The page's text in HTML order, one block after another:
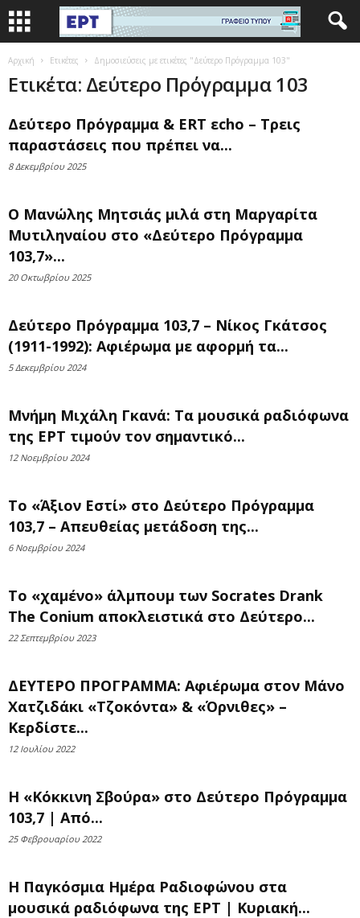
Αρχική Ετικέτες Δημοσιεύσεις με ετικέτες "Δεύτερο Πρόγραμμα 103"
Ετικέτα: Δεύτερο Πρόγραμμα 103
Δεύτερο Πρόγραμμα & ERT εcho – Τρεις
παραστάσεις που πρέπει να...
8 Δεκεμβρίου 2025
Ο Μανώλης Μητσιάς μιλά στη Μαργαρίτα
Μυτιληναίου στο «Δεύτερο Πρόγραμμα
103,7»...
20 Οκτωβρίου 2025
Δεύτερο Πρόγραμμα 103,7 – Νίκος Γκάτσος
(1911-1992): Αφιέρωμα με αφορμή τα...
5 Δεκεμβρίου 2024
Μνήμη Μιχάλη Γκανά: Τα μουσικά ραδιόφωνα
της ΕΡΤ τιμούν τον σημαντικό...
12 Νοεμβρίου 2024
Το «Άξιον Εστί» στο Δεύτερο Πρόγραμμα
103,7 – Απευθείας μετάδοση της...
6 Νοεμβρίου 2024
Το «χαμένο» άλμπουμ των Socrates Drank
The Conium αποκλειστικά στο Δεύτερο...
22 Σεπτεμβρίου 2023
ΔΕΥΤΕΡΟ ΠΡΟΓΡΑΜΜΑ: Αφιέρωμα στον Μάνο
Χατζιδάκι «Τζοκόντα» & «Όρνιθες» –
Κερδίστε...
12 Ιουλίου 2022
Η «Κόκκινη Σβούρα» στο Δεύτερο Πρόγραμμα
103,7 | Από...
25 Φεβρουαρίου 2022
Η Παγκόσμια Ημέρα Ραδιοφώνου στα
μουσικά ραδιόφωνα της ΕΡΤ | Κυριακή...